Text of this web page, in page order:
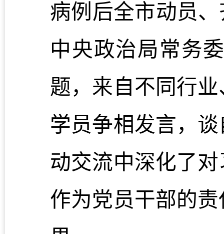
病例后全市动员
中央政治局常务
题，来自不同行
学员争相发言，
动交流中深化了
作为党员干部的